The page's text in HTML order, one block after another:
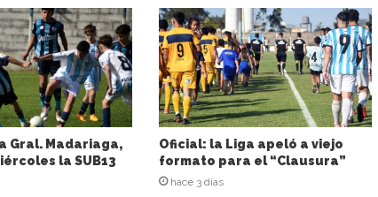
Gral. Madariaga,
la SUB13
Oficial: la Liga apeló a viejo
formato para el “Clausura”
hace 3 días